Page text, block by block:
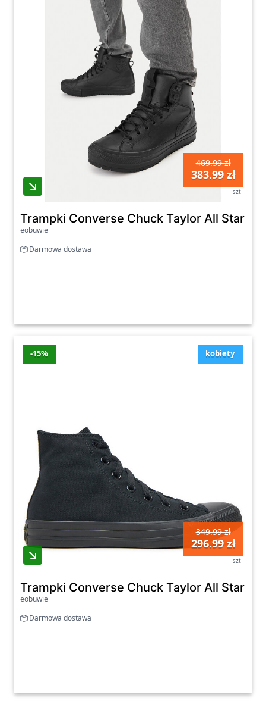
469.99 zł
383.99 zł
szt
Trampki Converse Chuck Taylor All Star
eobuwie
Darmowa dostawa
kobiety
-15%
349.99 zł
296.99 zł
szt
Trampki Converse Chuck Taylor All Star
eobuwie
Darmowa dostawa